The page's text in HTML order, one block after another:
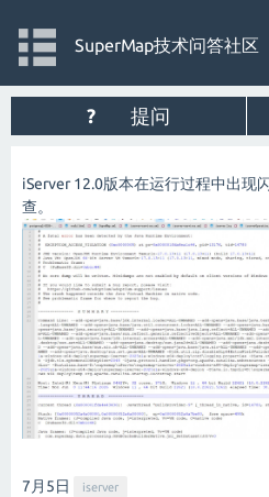
SuperMap技术问答社区
? 提问
iServer 12.0版本在运行过程中出现
查。
7月5日 iserver